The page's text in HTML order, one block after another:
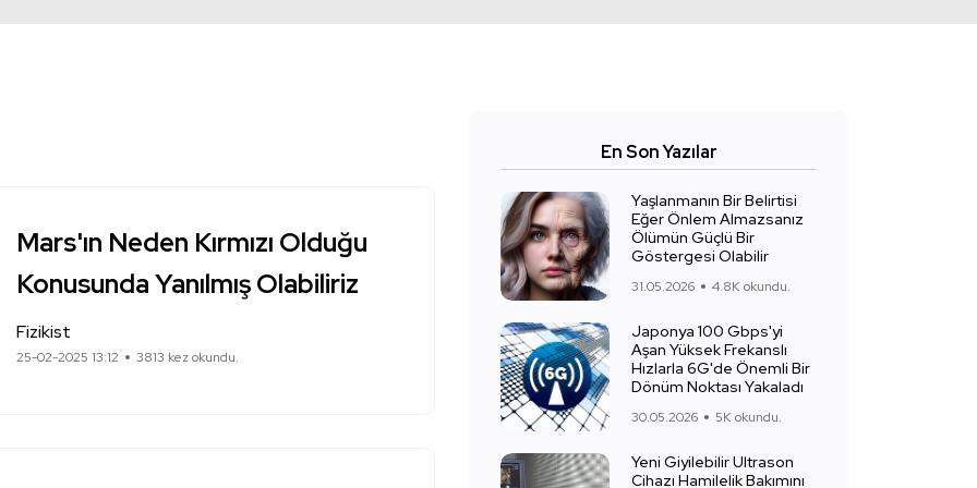
Mars'ın Neden Kırmızı Olduğu
Konusunda Yanılmış Olabiliriz
Fizikist
25-02-2025 13:12 3813 kez okundu.
En Son Yazılar
Yaşlanmanın Bir Belirtisi
Eğer Önlem Almazsanız
Ölümün Güçlü Bir
Göstergesi Olabilir
31.05.2026 4.8K okundu.
Japonya 100 Gbps'yi
Aşan Yüksek Frekanslı
Hızlarla 6G'de Önemli Bir
Dönüm Noktası Yakaladı
30.05.2026 5K okundu.
Yeni Giyilebilir Ultrason
Cihazı Hamilelik Bakımını